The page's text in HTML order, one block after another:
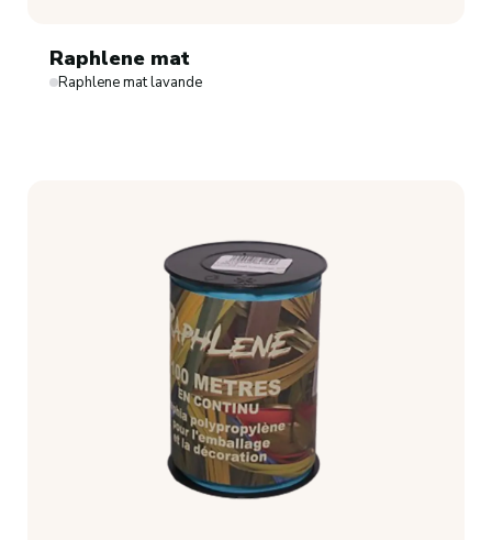
Raphlene mat
Raphlene mat lavande